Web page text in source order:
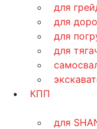
для
для
для
для
КПП
для